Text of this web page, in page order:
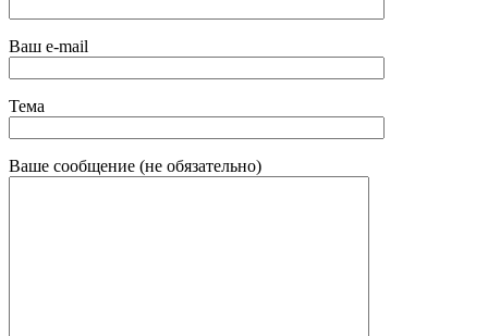
Ваш e-mail
Тема
Ваше сообщение (не обязательно)